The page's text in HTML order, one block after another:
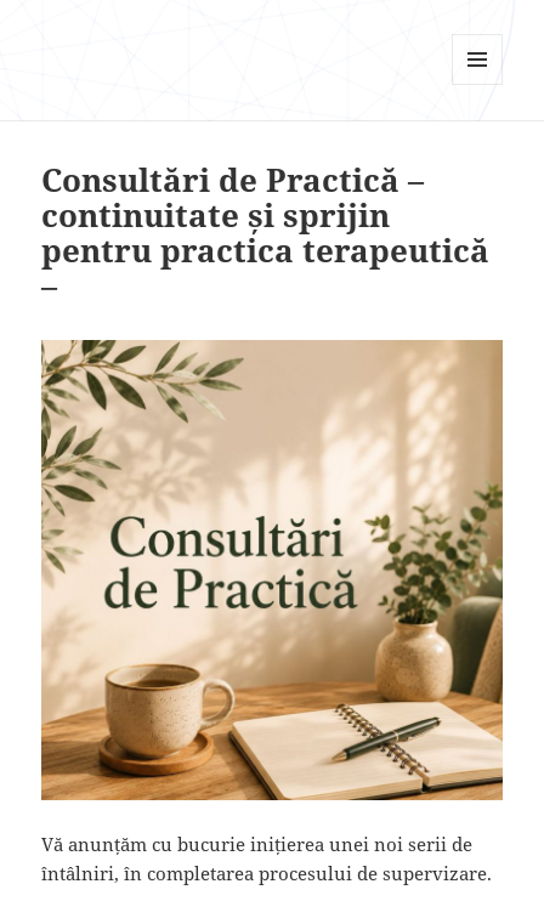
AND
Consultări de Practică –
continuitate și sprijin
pentru practica terapeutică
–
Vă anunțăm cu bucurie inițierea unei noi serii de
întâlniri, în completarea procesului de supervizare.